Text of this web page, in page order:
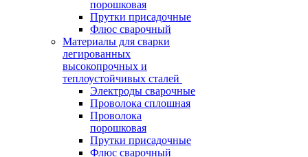
порошковая
Прутки присадочные
Флюс сварочный
Материалы для сварки
легированных
высокопрочных и
теплоустойчивых сталей
Электроды сварочные
Проволока сплошная
Проволока
порошковая
Прутки присадочные
Флюс сварочный